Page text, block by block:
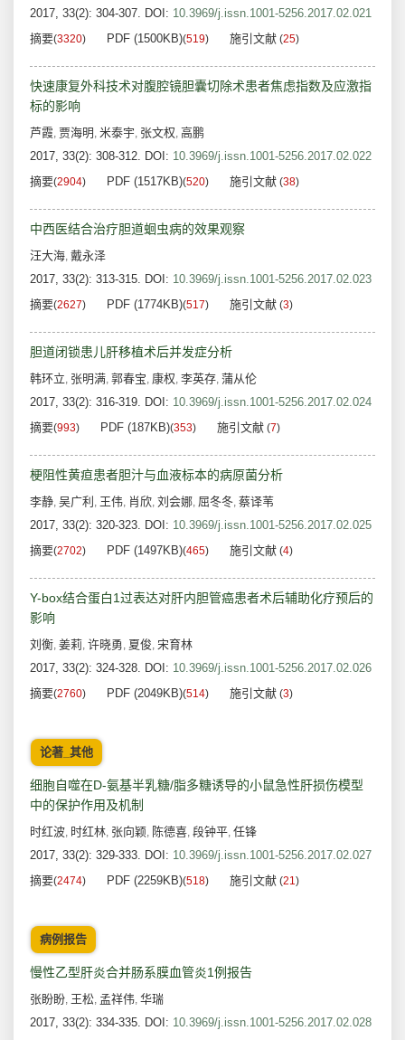
2017, 33(2): 304-307. DOI: 10.3969/j.issn.1001-5256.2017.02.021
摘要(3320) PDF (1500KB)(519) 施引文献 (25)
快速康复外科技术对腹腔镜胆囊切除术患者焦虑指数及应激指
标的影响
芦霞, 贾海明 , 米泰宇, 张文权, 高鹏
2017, 33(2): 308-312. DOI: 10.3969/j.issn.1001-5256.2017.02.022
摘要(2904) PDF (1517KB)(520) 施引文献 (38)
中西医结合治疗胆道蛔虫病的效果观察
汪大海, 戴永泽
2017, 33(2): 313-315. DOI: 10.3969/j.issn.1001-5256.2017.02.023
摘要(2627) PDF (1774KB)(517) 施引文献 (3)
胆道闭锁患儿肝移植术后并发症分析
韩环立, 张明满, 郭春宝, 康权, 李英存, 蒲从伦
2017, 33(2): 316-319. DOI: 10.3969/j.issn.1001-5256.2017.02.024
摘要(993) PDF (187KB)(353) 施引文献 (7)
梗阻性黄疸患者胆汁与血液标本的病原菌分析
李静, 吴广利 , 王伟, 肖欣, 刘会娜, 屈冬冬, 蔡译苇
2017, 33(2): 320-323. DOI: 10.3969/j.issn.1001-5256.2017.02.025
摘要(2702) PDF (1497KB)(465) 施引文献 (4)
Y-box结合蛋白1过表达对肝内胆管癌患者术后辅助化疗预后的
影响
刘衡, 姜莉, 许晓勇, 夏俊, 宋育林
2017, 33(2): 324-328. DOI: 10.3969/j.issn.1001-5256.2017.02.026
摘要(2760) PDF (2049KB)(514) 施引文献 (3)
论著_其他
细胞自噬在D-氨基半乳糖/脂多糖诱导的小鼠急性肝损伤模型
中的保护作用及机制
时红波, 时红林, 张向颖, 陈德喜, 段钟平, 任锋
2017, 33(2): 329-333. DOI: 10.3969/j.issn.1001-5256.2017.02.027
摘要(2474) PDF (2259KB)(518) 施引文献 (21)
病例报告
慢性乙型肝炎合并肠系膜血管炎1例报告
张盼盼, 王松, 孟祥伟, 华瑞
2017, 33(2): 334-335. DOI: 10.3969/j.issn.1001-5256.2017.02.028